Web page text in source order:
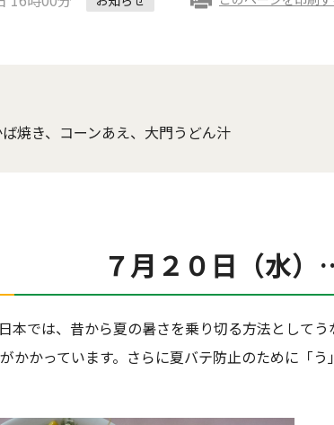
焼き、コーンあえ、大門うどん汁
７月２０日（水
本では、昔から夏の暑さを乗り切る方法として
かかっています。さらに夏バテ防止のために「